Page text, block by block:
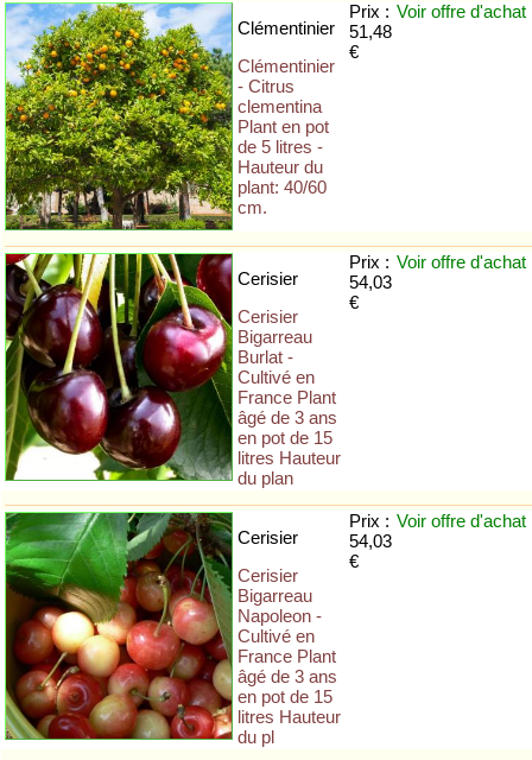
Clémentinier
Clémentinier
- Citrus
clementina
Plant en pot
de 5 litres -
Hauteur du
plant: 40/60
cm.
Prix :
51,48
€
Voir offre d'achat
Cerisier
Cerisier
Bigarreau
Burlat -
Cultivé en
France Plant
âgé de 3 ans
en pot de 15
litres Hauteur
du plan
Prix :
54,03
€
Voir offre d'achat
Cerisier
Cerisier
Bigarreau
Napoleon -
Cultivé en
France Plant
âgé de 3 ans
en pot de 15
litres Hauteur
du pl
Prix :
54,03
€
Voir offre d'achat